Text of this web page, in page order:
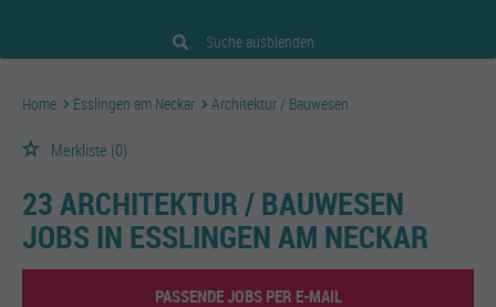
Suche ausblenden
Home Esslingen am Neckar Architektur / Bauwesen
Merkliste (0)
23 ARCHITEKTUR / BAUWESEN
JOBS IN ESSLINGEN AM NECKAR
PASSENDE JOBS PER E-MAIL